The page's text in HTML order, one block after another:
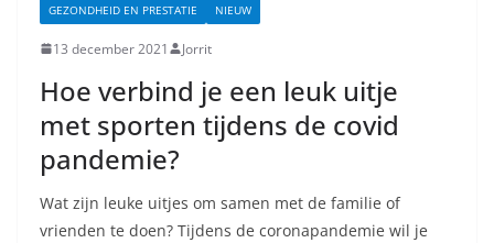
GEZONDHEID EN PRESTATIE NIEUW
13 december 2021 Jorrit
Hoe verbind je een leuk uitje
met sporten tijdens de covid
pandemie?
Wat zijn leuke uitjes om samen met de familie of
vrienden te doen? Tijdens de coronapandemie wil je